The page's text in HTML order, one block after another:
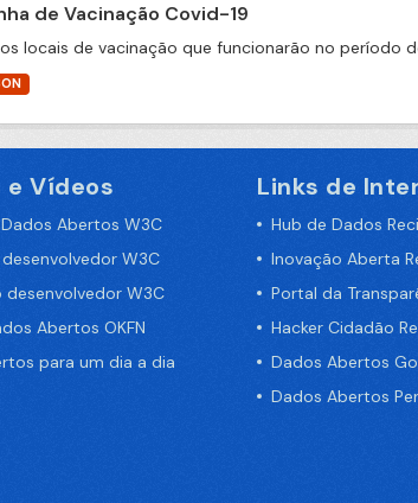
de Vacinação Covid-19
locais de vacinação que funcionarão no período
e Vídeos
Abertos W3C
W3C
desenvolvedor W3C
Abertos OKFN
para um dia a dia
Links de
Hub de Dados
Inovação Aberta
Portal da
Hacker Cidadão
Dados Abertos
Dados Abertos